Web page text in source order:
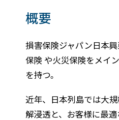
概要
損害保険ジャパン日本
保険 や火災保険をメイ
を持つ。
近年、日本列島では大
解浸透と、お客様に最